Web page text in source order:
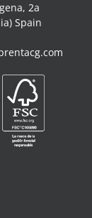
2a
Spain